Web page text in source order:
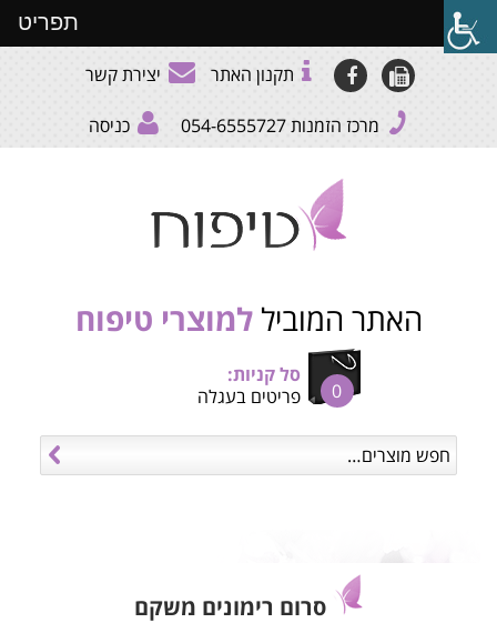
תקנון האתר יצירת קשר
מרכז הזמנות054-6555727 כניסה
האתר המוביללמוצרי טיפוח
סל קניות:
פריטים בעגלה
0
סרום רימונים משקם
תפריט